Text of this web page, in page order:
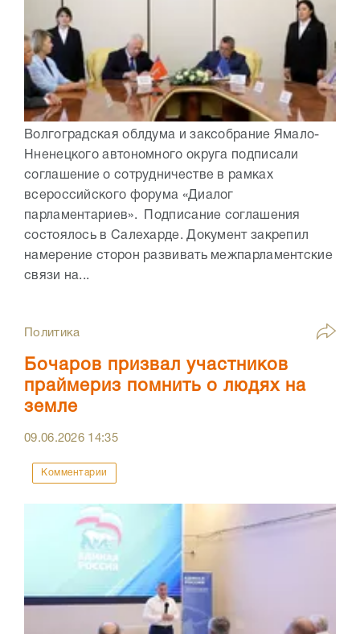
Волгоградская облдума и заксобрание Ямало-
Нненецкого автономного округа подписали
соглашение о сотрудничестве в рамках
всероссийского форума «Диалог
парламентариев». Подписание соглашения
состоялось в Салехарде. Документ закрепил
намерение сторон развивать межпарламентские
связи на...
Политика
Бочаров призвал участников
праймериз помнить о людях на
земле
09.06.2026 14:35
Комментарии